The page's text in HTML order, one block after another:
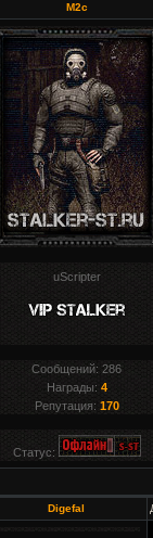
M2c
uScripter
Сообщений:286
Награды: 4
Репутация: 170
Статус:
Digefal